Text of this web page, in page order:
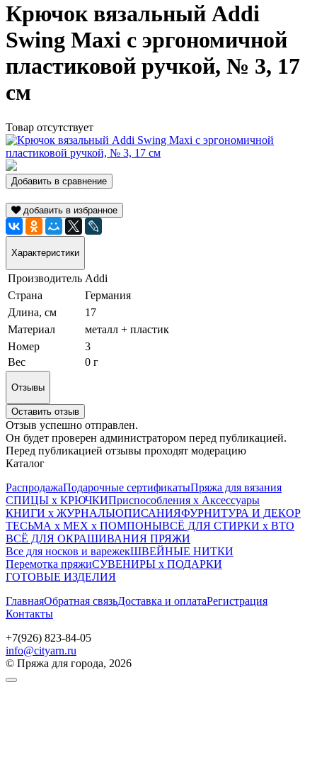
Крючок вязальный Addi
Swing Maxi с эргономичной
пластиковой ручкой, № 3, 17
см
Товар отсутствует
Добавить в сравнение
добавить в избранное
Характеристики
Производитель Addi
Страна
Германия
Длина, см
17
Материал
металл + пластик
Номер
3
Вес
0 г
Отзывы
Оставить отзыв
Отзыв успешно отправлен.
Он будет проверен администратором перед публикацией.
Перед публикацией отзывы проходят модерацию
Каталог
РаспродажаПодарочные сертификатыПряжа для вязания
СПИЦЫ х КРЮЧКИПриспособления х Аксессуары
КНИГИ х ЖУРНАЛЫОПИСАНИЯФУРНИТУРА И ДЕКОР
ТЕСЬМА х МЕХ х ПОМПОНЫВСЁ ДЛЯ СТИРКИ х ВТО
ВСЁ ДЛЯ ОКРАШИВАНИЯ ПРЯЖИ
Все для носков и варежекШВЕЙНЫЕ НИТКИ
Перемотка пряжиСУВЕНИРЫ х ПОДАРКИ
ГОТОВЫЕ ИЗДЕЛИЯ
ГлавнаяОбратная связьДоставка и оплатаРегистрация
Контакты
+7(926) 823-84-05
info@cityarn.ru
© Пряжа для города, 2026